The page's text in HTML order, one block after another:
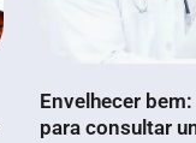
Envelhecer
para consultar